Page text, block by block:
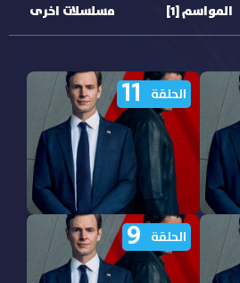
المواسم [1] مسلسلات اخرى
مشاهدة مسلسل CIA
الموسم الاول الحلقة 11
مترجمة
الحلقة 11
الحلقة 9